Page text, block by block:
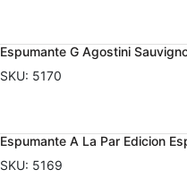
Espumante G Agostini
SKU: 5170
Espumante A La Par Edicion
SKU: 5169